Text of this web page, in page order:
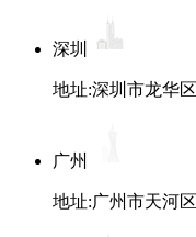
深圳
地址:深圳市龙华
广州
地址:广州市天河